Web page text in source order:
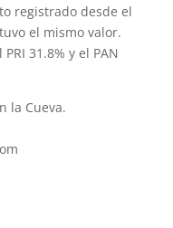
registrado desde el
el mismo valor.
31.8% y el PAN
la Cueva.